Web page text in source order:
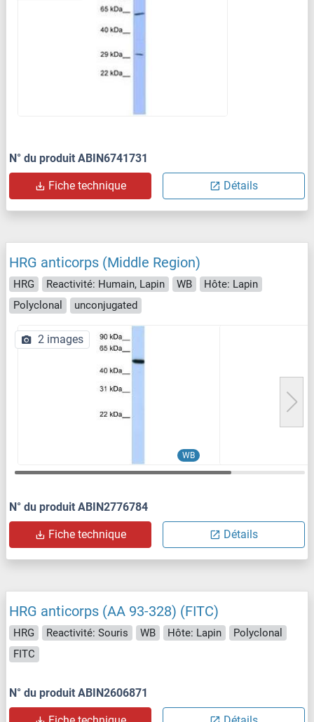
N° du produit ABIN6741731
Fiche technique Détails
HRG anticorps (Middle Region)
HRG Reactivité: Humain, Lapin WB
Hôte: Lapin
Polyclonal
unconjugated
WB
2 images
N° du produit ABIN2776784
Fiche technique Détails
HRG anticorps (AA 93-328) (FITC)
HRG Reactivité: Souris WB Hôte: Lapin
Polyclonal
FITC
N° du produit ABIN2606871